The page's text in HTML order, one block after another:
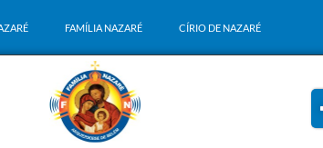
FAMÍLIA NAZARÉ CÍRIO DE NAZARÉ